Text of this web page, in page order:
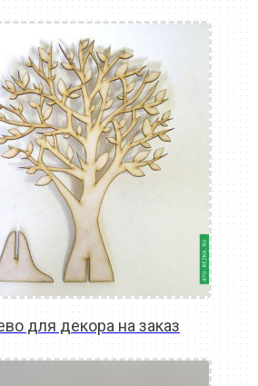
READ MORE
для декора на заказ
READ MORE